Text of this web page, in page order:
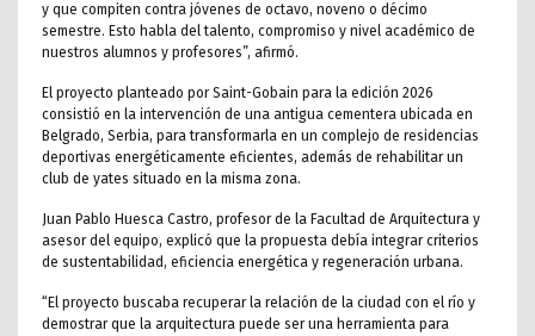
y que compiten contra jóvenes de octavo, noveno o décimo
semestre. Esto habla del talento, compromiso y nivel académico de
nuestros alumnos y profesores”, afirmó.
El proyecto planteado por Saint-Gobain para la edición 2026
consistió en la intervención de una antigua cementera ubicada en
Belgrado, Serbia, para transformarla en un complejo de residencias
deportivas energéticamente eficientes, además de rehabilitar un
club de yates situado en la misma zona.
Juan Pablo Huesca Castro, profesor de la Facultad de Arquitectura y
asesor del equipo, explicó que la propuesta debía integrar criterios
de sustentabilidad, eficiencia energética y regeneración urbana.
“El proyecto buscaba recuperar la relación de la ciudad con el río y
demostrar que la arquitectura puede ser una herramienta para